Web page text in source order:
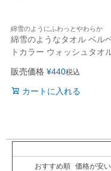
綿雪のようにふわっとやわらか
綿雪のようなタオル ベル
トカラー ウォッシュタオ
販売価格 ¥440税込
カートに入れる
おすすめ順 価格が安